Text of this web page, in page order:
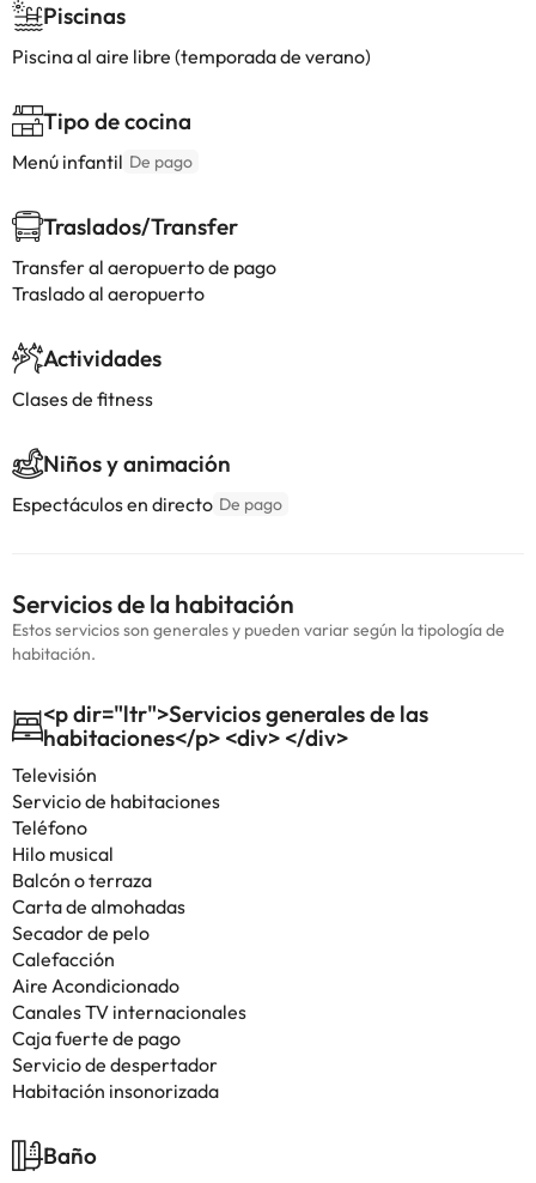
Piscinas
Piscina al aire libre (temporada de verano)
Tipo de cocina
Menú infantil De pago
Traslados/Transfer
Transfer al aeropuerto de pago
Traslado al aeropuerto
Actividades
Clases de fitness
Niños y animación
Espectáculos en directo De pago
Servicios de la habitación
Estos servicios son generales y pueden variar según la tipología de
habitación.
<p dir="ltr">Servicios generales de las
habitaciones</p> <div> </div>
Televisión
Servicio de habitaciones
Teléfono
Hilo musical
Balcón o terraza
Carta de almohadas
Secador de pelo
Calefacción
Aire Acondicionado
Canales TV internacionales
Caja fuerte de pago
Servicio de despertador
Habitación insonorizada
Baño